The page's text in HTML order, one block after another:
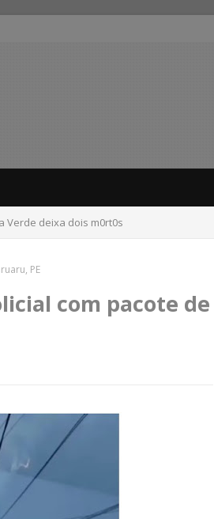
nas compras
PE
com pacote de